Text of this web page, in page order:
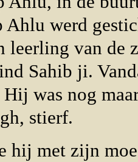
Ahlu werd
leerling van de
Sahib ji.
was nog
stierf.
hij met zijn